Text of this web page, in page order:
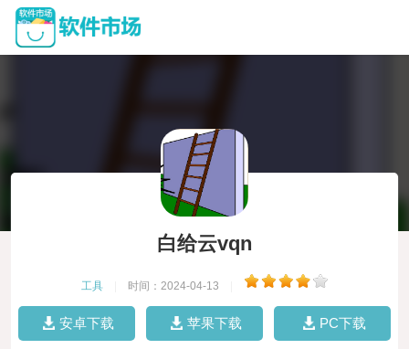
白给云vqn
工具 时间：2024-04-13
安卓下载 苹果下载 PC下载